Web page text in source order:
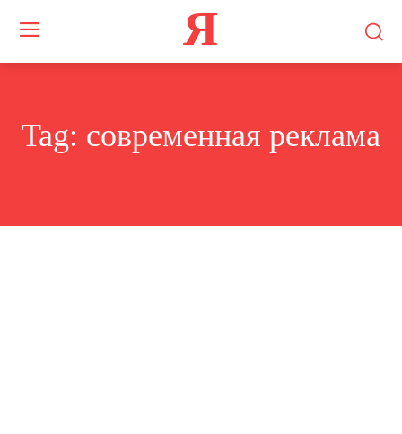
Я
Tag: современная реклама